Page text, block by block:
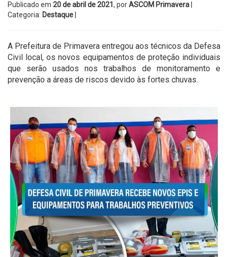
Publicado em 20 de abril de 2021 , porASCOM Primavera
Categoria: Destaque
A Prefeitura de Primavera entregou aos técnicos da Defesa
Civil local, os novos equipamentos de proteção individuais
que serão usados nos trabalhos de monitoramento e
prevenção a áreas de riscos devido às fortes chuvas.